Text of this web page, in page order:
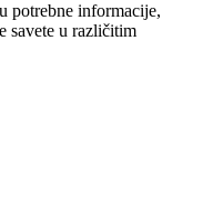
potrebne informacije,
savete u različitim